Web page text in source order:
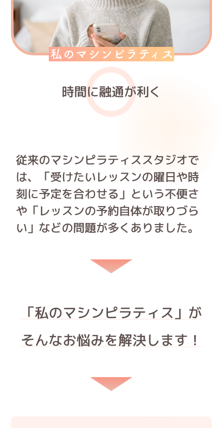
時間に融通が利く
従来のマシンピラティススタジオで
は、「受けたいレッスンの曜日や時
刻に予定を合わせる」という不便さ
や「レッスンの予約自体が取りづら
い」などの問題が多くありました。
「私のマシンピラティス」が
そんなお悩みを解決します！